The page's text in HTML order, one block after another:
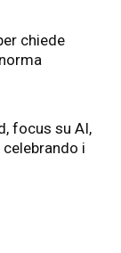
chiede
focus su AI,
i